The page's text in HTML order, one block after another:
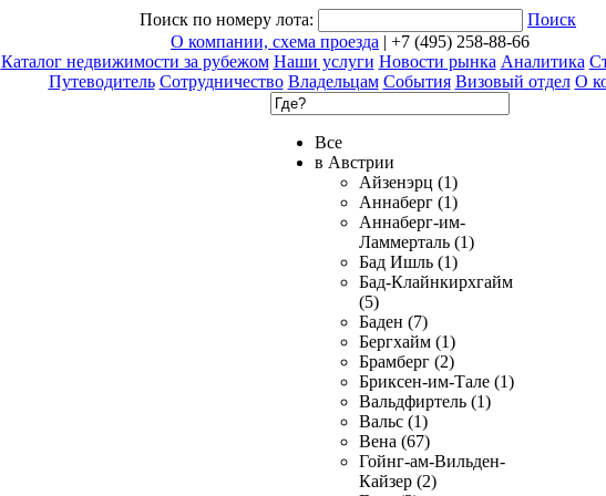
Поиск по номеру лота:
Поиск
О компании, схема проезда | +7 (495) 258-88-66
Каталог недвижимости за рубежом Наши услуги Новости рынка Аналитика
Путеводитель Сотрудничество Владельцам События Визовый отдел О
Все
в Австрии
Айзенэрц (1)
Аннаберг (1)
Аннаберг-им-
Ламмерталь (1)
Бад Ишль (1)
Бад-Клайнкирхгайм
(5)
Баден (7)
Бергхайм (1)
Брамберг (2)
Бриксен-им-Тале (1)
Вальдфиртель (1)
Вальс (1)
Вена (67)
Гойнг-ам-Вильден-
Кайзер (2)